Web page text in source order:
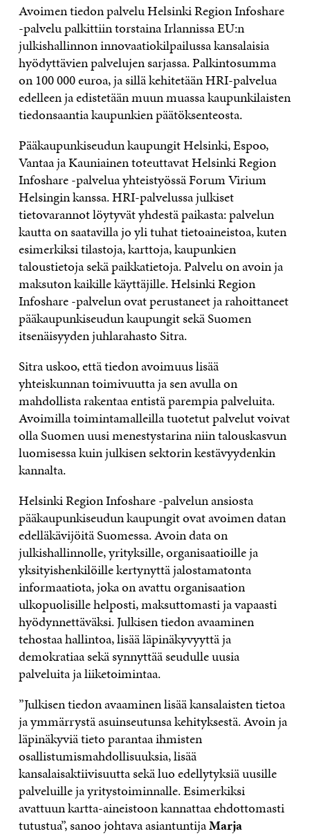
Avoimen tiedon palvelu Helsinki Region Infoshare
-palvelu palkittiin torstaina Irlannissa EU:n
julkishallinnon innovaatiokilpailussa kansalaisia
hyödyttävien palvelujen sarjassa. Palkintosumma
on 100 000 euroa, ja sillä kehitetään HRI-palvelua
edelleen ja edistetään muun muassa kaupunkilaisten
tiedonsaantia kaupunkien päätöksenteosta.
Pääkaupunkiseudun kaupungit Helsinki, Espoo,
Vantaa ja Kauniainen toteuttavat Helsinki Region
Infoshare -palvelua yhteistyössä Forum Virium
Helsingin kanssa. HRI-palvelussa julkiset
tietovarannot löytyvät yhdestä paikasta: palvelun
kautta on saatavilla jo yli tuhat tietoaineistoa, kuten
esimerkiksi tilastoja, karttoja, kaupunkien
taloustietoja sekä paikkatietoja. Palvelu on avoin ja
maksuton kaikille käyttäjille. Helsinki Region
Infoshare -palvelun ovat perustaneet ja rahoittaneet
pääkaupunkiseudun kaupungit sekä Suomen
itsenäisyyden juhlarahasto Sitra.
Sitra uskoo, että tiedon avoimuus lisää
yhteiskunnan toimivuutta ja sen avulla on
mahdollista rakentaa entistä parempia palveluita.
Avoimilla toimintamalleilla tuotetut palvelut voivat
olla Suomen uusi menestystarina niin talouskasvun
luomisessa kuin julkisen sektorin kestävyydenkin
kannalta.
Helsinki Region Infoshare -palvelun ansiosta
pääkaupunkiseudun kaupungit ovat avoimen datan
edelläkävijöitä Suomessa. Avoin data on
julkishallinnolle, yrityksille, organisaatioille ja
yksityishenkilöille kertynyttä jalostamatonta
informaatiota, joka on avattu organisaation
ulkopuolisille helposti, maksuttomasti ja vapaasti
hyödynnettäväksi. Julkisen tiedon avaaminen
tehostaa hallintoa, lisää läpinäkyvyyttä ja
demokratiaa sekä synnyttää seudulle uusia
palveluita ja liiketoimintaa.
”Julkisen tiedon avaaminen lisää kansalaisten tietoa
ja ymmärrystä asuinseutunsa kehityksestä. Avoin ja
läpinäkyviä tieto parantaa ihmisten
osallistumismahdollisuuksia, lisää
kansalaisaktiivisuutta sekä luo edellytyksiä uusille
palveluille ja yritystoiminnalle. Esimerkiksi
avattuun kartta-aineistoon kannattaa ehdottomasti
tutustua”, sanoo johtava asiantuntijaMarja